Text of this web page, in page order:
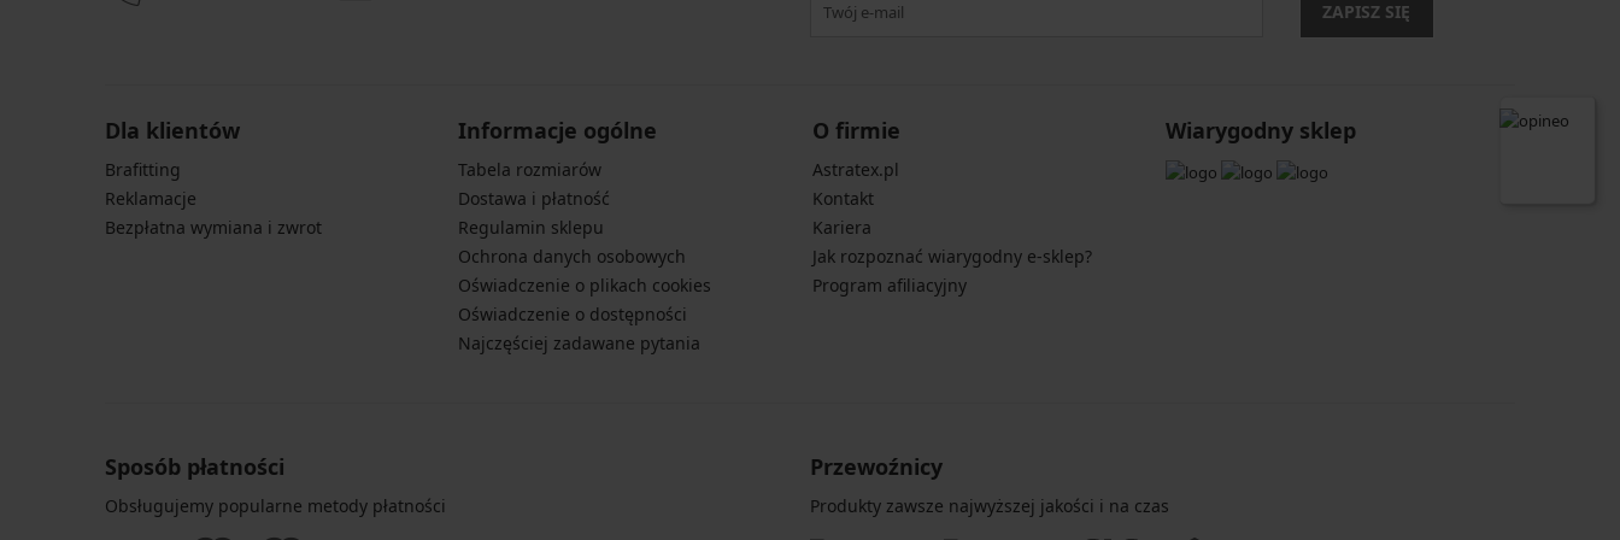
ZAPISZ SIĘ
Dla klientów
Brafitting
Reklamacje
Bezpłatna wymiana i zwrot
Informacje ogólne
Tabela rozmiarów
Dostawa i płatność
Regulamin sklepu
Ochrona danych osobowych
Oświadczenie o plikach cookies
Oświadczenie o dostępności
Najczęściej zadawane pytania
O firmie
Astratex.pl
Kontakt
Kariera
Jak rozpoznać wiarygodny e-sklep?
Program afiliacyjny
Wiarygodny sklep
Sposób płatności
Obsługujemy popularne metody płatności
Przewoźnicy
Produkty zawsze najwyższej jakości i na czas